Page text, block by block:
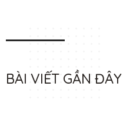
BÀI VIẾT GẦN ĐÂY